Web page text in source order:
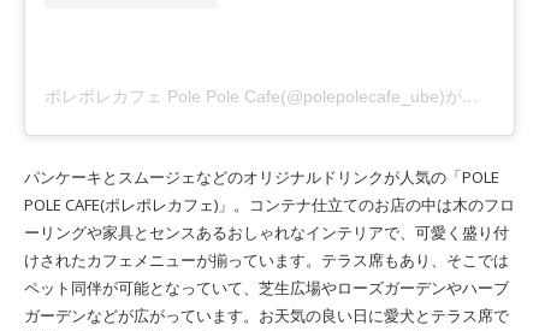
ポレポレカフェ Pole Pole Cafe(@polepolecafe_ube)がシェアした投稿
パンケーキとスムージェなどのオリジナルドリンクが人気の「POLE
POLE CAFE(ポレポレカフェ)」。コンテナ仕立てのお店の中は木のフロ
ーリングや家具とセンスあるおしゃれなインテリアで、可愛く盛り付
けされたカフェメニューが揃っています。テラス席もあり、そこでは
ペット同伴が可能となっていて、芝生広場やローズガーデンやハーブ
ガーデンなどが広がっています。お天気の良い日に愛犬とテラス席で